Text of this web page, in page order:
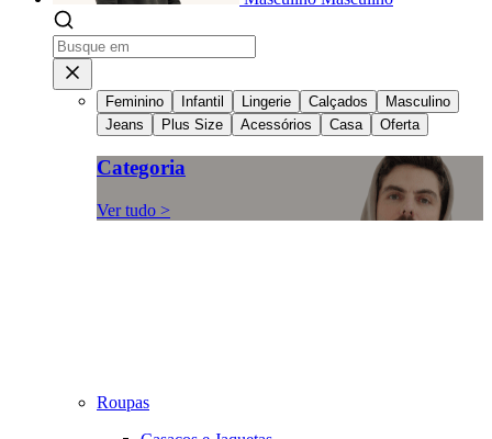
Feminino Infantil Lingerie Calçados
Masculino
Jeans
Plus Size Acessórios Casa Oferta
Categoria
Ver tudo >
Roupas